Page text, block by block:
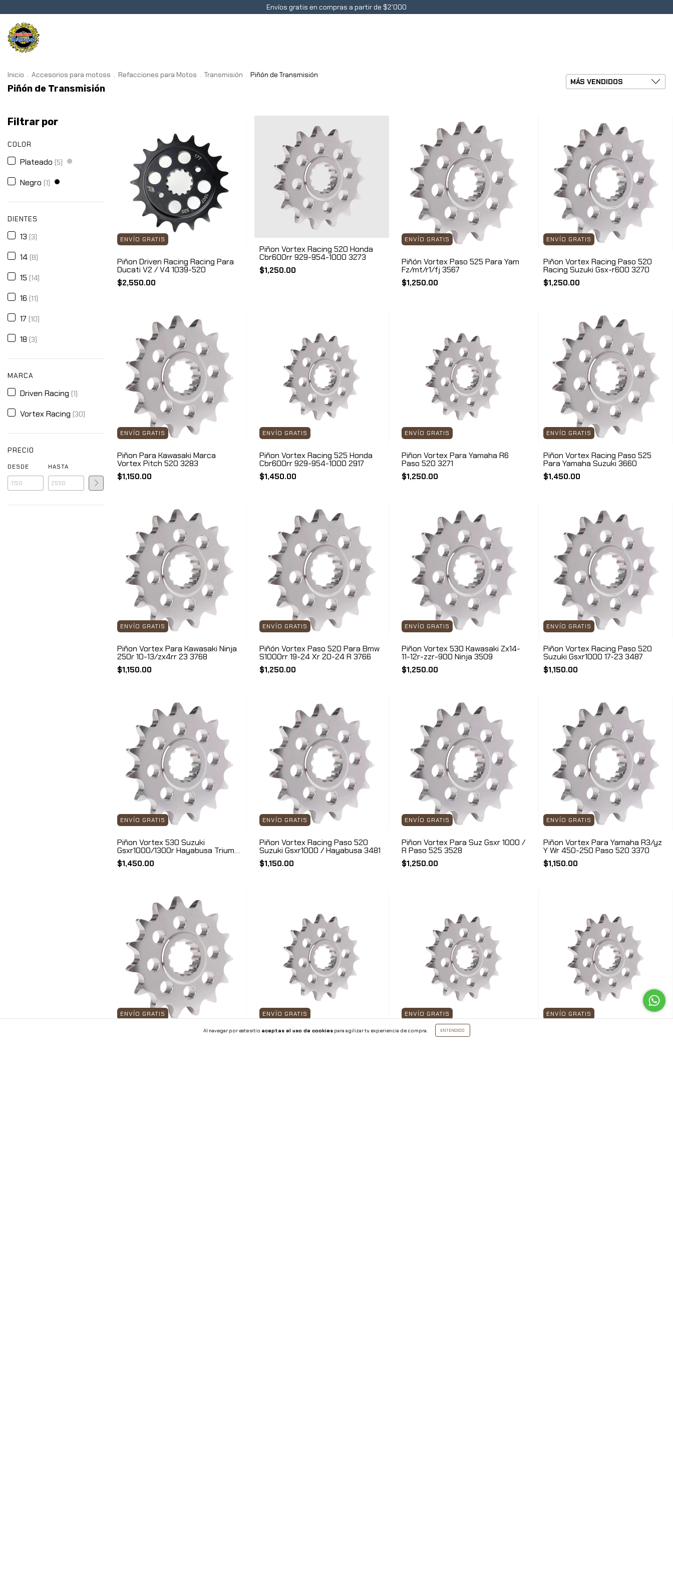
Envíos gratis en compras a partir de $2'000
Al navegar por este sitio aceptas el uso de cookiespara agilizar tu experiencia de compra. ENTENDIDO
Inicio . Accesorios para motoss . Refacciones para Motos . Transmisión . Piñón de Transmisión
Piñón de Transmisión
Filtrar por
COLOR
Plateado (5)
Negro (1)
DIENTES
13 (3)
14 (8)
15 (14)
16 (11)
17 (10)
18 (3)
MARCA
Driven Racing (1)
Vortex Racing (30)
PRECIO
DESDE HASTA
ENVÍO GRATIS
Piñon Driven Racing Racing Para
Ducati V2 / V4 1039-520
$2,550.00
Piñon Vortex Racing 520 Honda
Cbr600rr 929-954-1000 3273
$1,250.00
ENVÍO GRATIS
Piñón Vortex Paso 525 Para Yam
Fz/mt/r1/fj 3567
$1,250.00
ENVÍO GRATIS
Piñon Vortex Racing Paso 520
Racing Suzuki Gsx-r600 3270
$1,250.00
ENVÍO GRATIS
Piñon Para Kawasaki Marca
Vortex Pitch 520 3283
$1,150.00
ENVÍO GRATIS
Piñon Vortex Racing 525 Honda
Cbr600rr 929-954-1000 2917
$1,450.00
ENVÍO GRATIS
Piñon Vortex Para Yamaha R6
Paso 520 3271
$1,250.00
ENVÍO GRATIS
Piñon Vortex Racing Paso 525
Para Yamaha Suzuki 3660
$1,450.00
ENVÍO GRATIS
Piñon Vortex Para Kawasaki Ninja
250r 10-13/zx4rr 23 3768
$1,150.00
ENVÍO GRATIS
Piñón Vortex Paso 520 Para Bmw
S1000rr 19-24 Xr 20-24 R 3766
$1,250.00
ENVÍO GRATIS
Piñon Vortex 530 Kawasaki Zx14-
11-12r-zzr-900 Ninja 3509
$1,250.00
ENVÍO GRATIS
Piñon Vortex Racing Paso 520
Suzuki Gsxr1000 17-23 3487
$1,150.00
ENVÍO GRATIS
Piñon Vortex 530 Suzuki
Gsxr1000/1300r Hayabusa Triump
3520
$1,450.00
ENVÍO GRATIS
Piñon Vortex Racing Paso 520
Suzuki Gsxr1000 / Hayabusa 3481
$1,150.00
ENVÍO GRATIS
Piñon Vortex Para Suz Gsxr 1000 /
R Paso 525 3528
$1,250.00
ENVÍO GRATIS
Piñon Vortex Para Yamaha R3/yz
Y Wr 450-250 Paso 520 3370
$1,150.00
ENVÍO GRATIS
Piñón Vortex Paso 520 Para Bmw
ENVÍO GRATIS
Piñon Vortex Paso 520 Para
ENVÍO GRATIS
Piñon Vortex Paso 420 Honda
ENVÍO GRATIS